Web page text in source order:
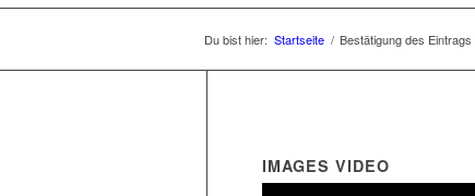
Du bist hier: Startseite / Bestätigung des Eintrags
IMAGES VIDEO